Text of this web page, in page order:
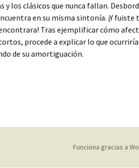
y los clásicos que nunca fallan.
en su misma sintonía. ¡Y
Tras ejemplificar cómo
procede a explicar lo que
de su amortiguación.
Funciona gracias a